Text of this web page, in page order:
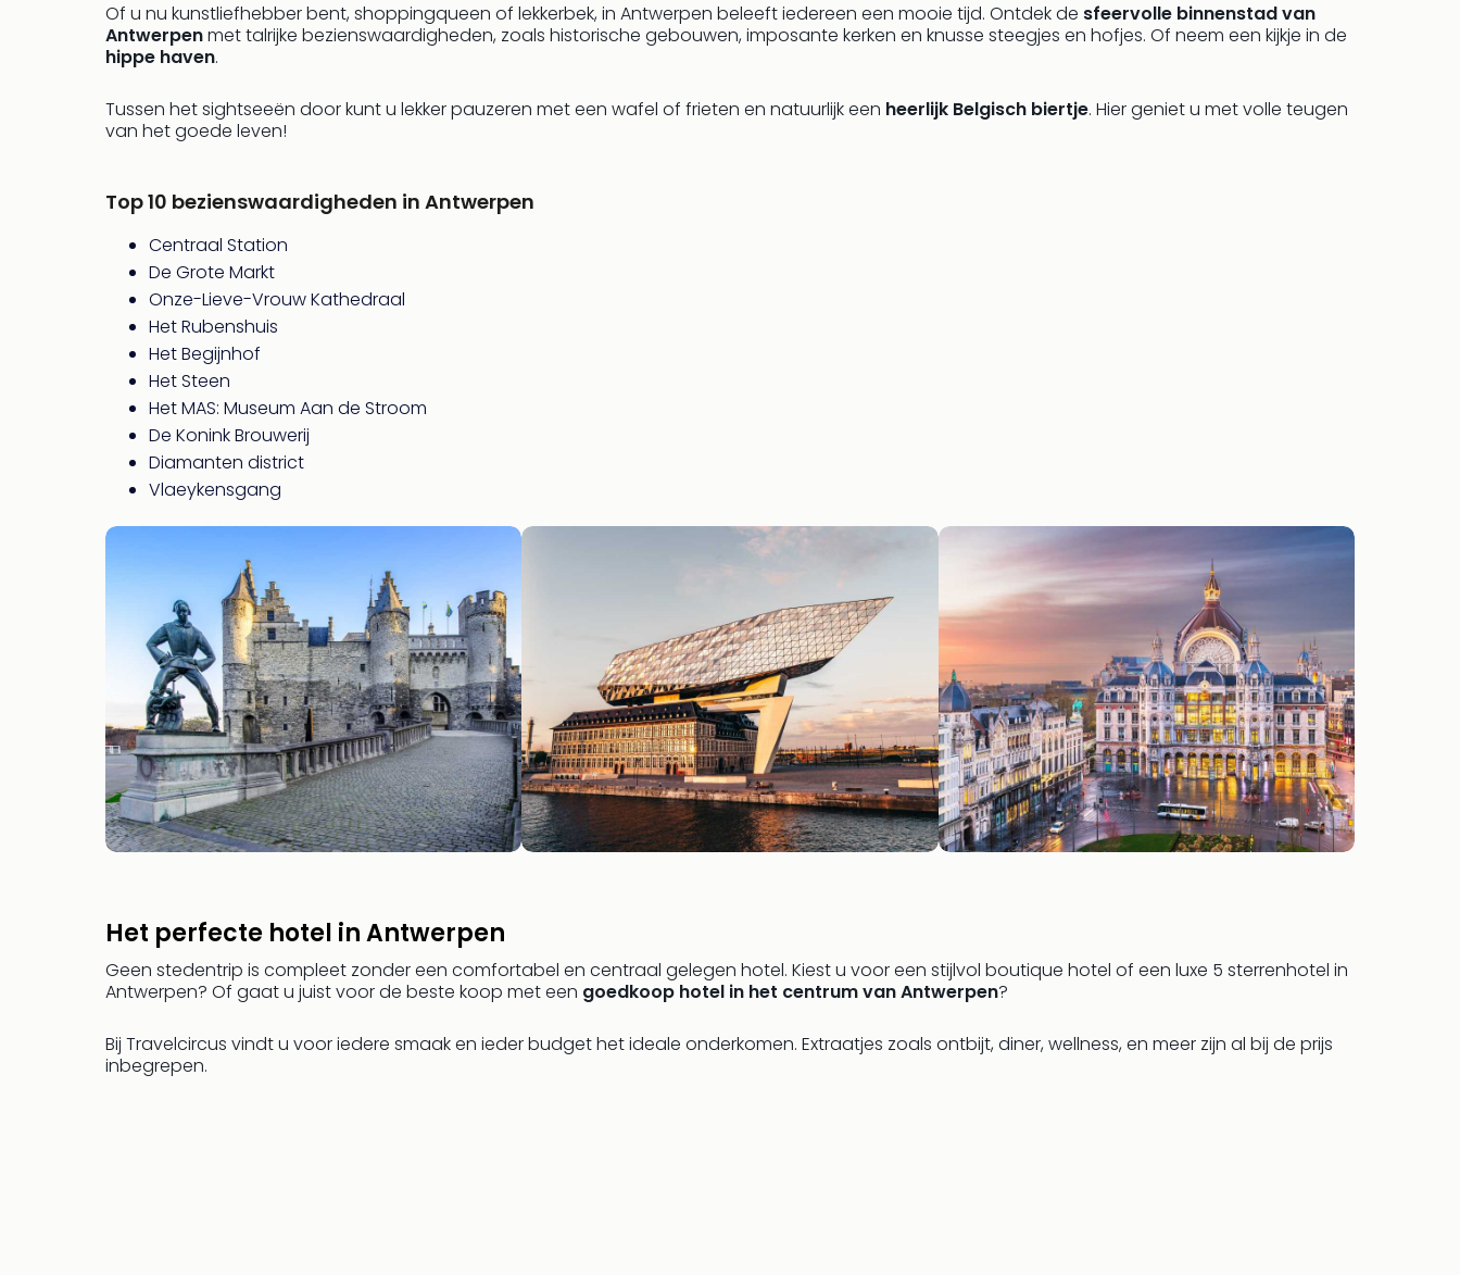
Of u nu kunstliefhebber bent, shoppingqueen of lekkerbek, in Antwerpen beleeft iedereen een mooie tijd. Ontdek de sfeervolle binnenstad van
Antwerpenmet talrijke bezienswaardigheden, zoals historische gebouwen, imposante kerken en knusse steegjes en hofjes. Of neem een kijkje in de
hippe haven.
Tussen het sightseeën door kunt u lekker pauzeren met een wafel of frieten en natuurlijk een heerlijk Belgisch biertje. Hier geniet u met volle teugen
van het goede leven!
Top 10 bezienswaardigheden in Antwerpen
Centraal Station
De Grote Markt
Onze-Lieve-Vrouw Kathedraal
Het Rubenshuis
Het Begijnhof
Het Steen
Het MAS: Museum Aan de Stroom
De Konink Brouwerij
Diamanten district
Vlaeykensgang
Het perfecte hotel in Antwerpen
Geen stedentrip is compleet zonder een comfortabel en centraal gelegen hotel. Kiest u voor een stijlvol boutique hotel of een luxe 5 sterrenhotel in
Antwerpen? Of gaat u juist voor de beste koop met een goedkoop hotel in het centrum van Antwerpen?
Bij Travelcircus vindt u voor iedere smaak en ieder budget het ideale onderkomen. Extraatjes zoals ontbijt, diner, wellness, en meer zijn al bij de prijs
inbegrepen.